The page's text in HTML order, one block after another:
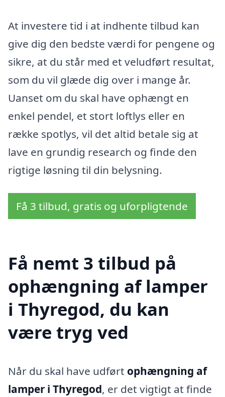
At investere tid i at indhente tilbud kan
give dig den bedste værdi for pengene og
sikre, at du står med et veludført resultat,
som du vil glæde dig over i mange år.
Uanset om du skal have ophængt en
enkel pendel, et stort loftlys eller en
række spotlys, vil det altid betale sig at
lave en grundig research og finde den
rigtige løsning til din belysning.
Få 3 tilbud, gratis og uforpligtende
Få nemt 3 tilbud på
ophængning af lamper
i Thyregod, du kan
være tryg ved
Når du skal have udført ophængning af
lamper i Thyregod, er det vigtigt at finde